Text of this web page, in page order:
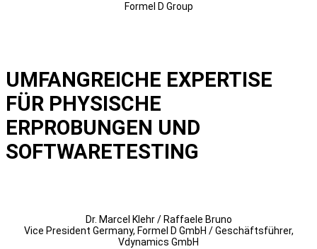
Formel D Group
UMFANGREICHE EXPERTISE
FÜR PHYSISCHE
ERPROBUNGEN UND
SOFTWARETESTING
Dr. Marcel Klehr / Raffaele Bruno
Vice President Germany, Formel D GmbH / Geschäftsführer,
Vdynamics GmbH